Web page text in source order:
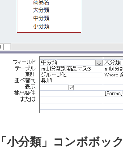
「小分類」コンボボッ